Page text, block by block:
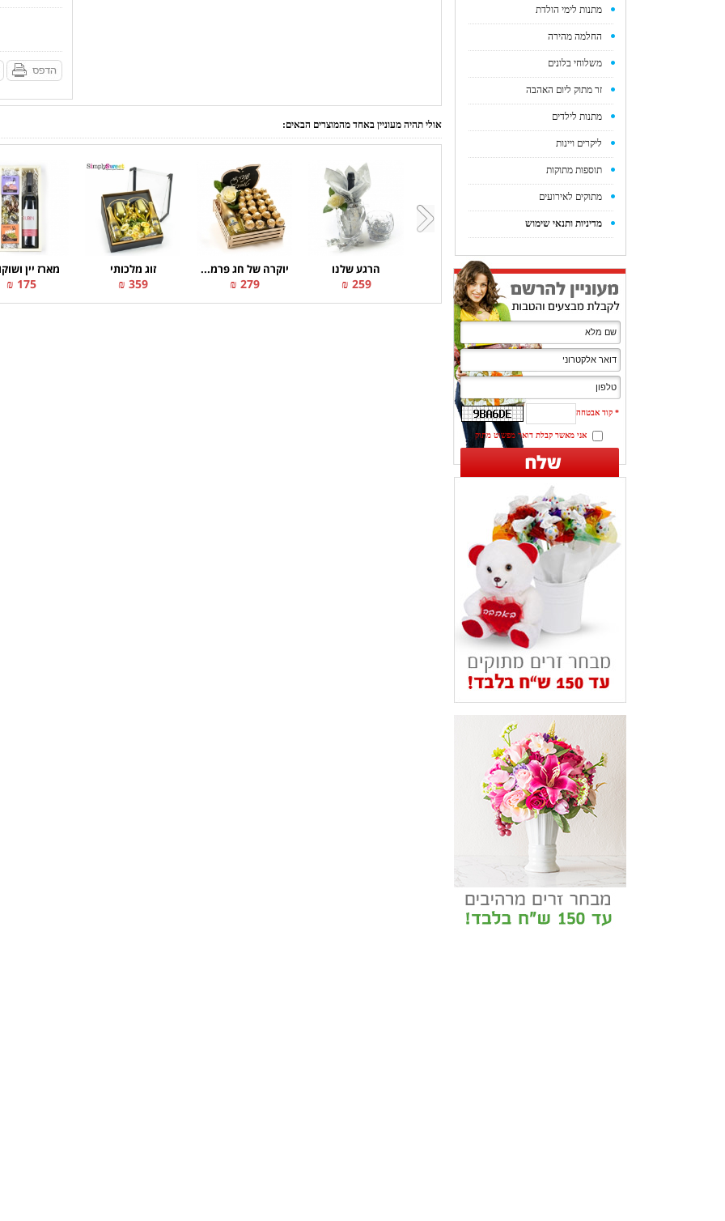
מתנות לימי הולדת
החלמה מהירה
משלוחי בלונים
זר מתוק ליום האהבה
מתנות לילדים
ליקרים ויינות
תוספות מתוקות
מתוקים לאירועים
מדיניות ותנאי שימוש
* קוד אבטחה
אני מאשר קבלת דואר מפשוט מתוק
אולי תהיה מעוניין באחד מהמוצרים הבאים:
הרגע שלנו
259 ₪
יוקרה של חג פרמ...
279 ₪
זוג מלכותי
359 ₪
מארז יין
175 ₪